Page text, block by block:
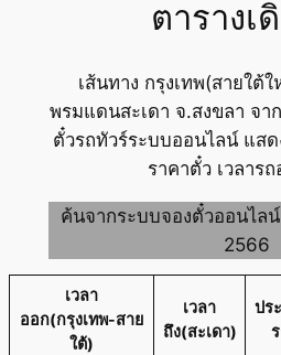
ตารางเ
เส้นทาง กรุงเทพ(สายใต้
พรมแดนสะเดา จ.สงขลา จา
ตั๋วรถทัวร์ระบบออนไลน์ แส
ราคาตั๋ว เวลาร
ค้นจากระบบจองตั๋วออนไล
2566
เวลา
ออก(กรุงเทพ-สาย
ใต้)
เวลา
ถึง(สะเดา)
ปร